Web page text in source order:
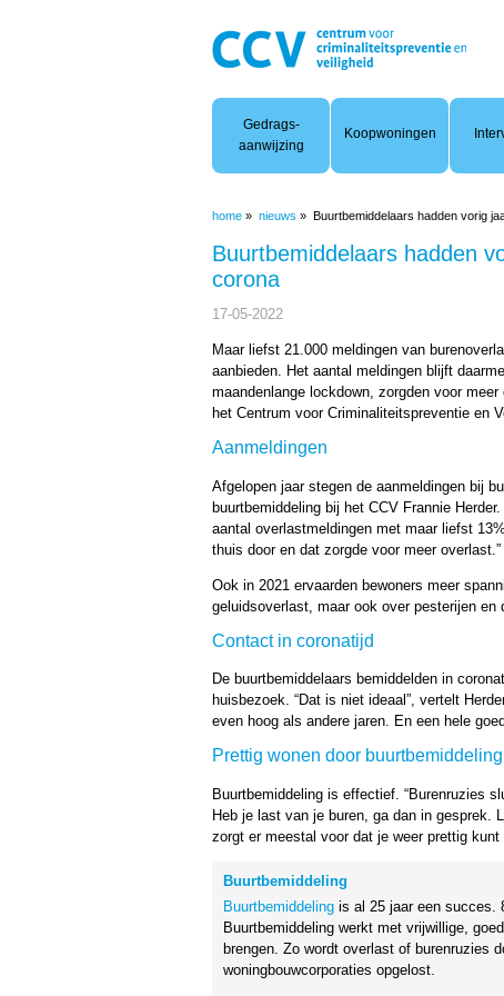
Gedrags-
aanwijzing
Koopwoningen
home » nieuws » Buurtbemiddelaars hadden vorig
Buurtbemiddelaars hadden
corona
17-05-2022
Maar liefst 21.000 meldingen van
aanbieden. Het aantal meldingen blijft
maandenlange lockdown, zorgden voor
het Centrum voor Criminaliteitspreventie en
Aanmeldingen
Afgelopen jaar stegen de aanmeldingen bij
buurtbemiddeling bij het CCV Frannie
aantal overlastmeldingen met maar liefst
thuis door en dat zorgde voor meer overlast.”
Ook in 2021 ervaarden bewoners meer
geluidsoverlast, maar ook over pesterijen en
Contact in coronatijd
De buurtbemiddelaars bemiddelden in
huisbezoek. “Dat is niet ideaal”, vertelt
even hoog als andere jaren. En een hele
Prettig wonen door buurtbemiddeling
Buurtbemiddeling is effectief. “Burenruzies
Heb je last van je buren, ga dan in gesprek.
zorgt er meestal voor dat je weer prettig kunt
Buurtbemiddeling
Buurtbemiddeling is al 25 jaar een succes.
Buurtbemiddeling werkt met vrijwillige,
brengen. Zo wordt overlast of burenruzies
woningbouwcorporaties opgelost.